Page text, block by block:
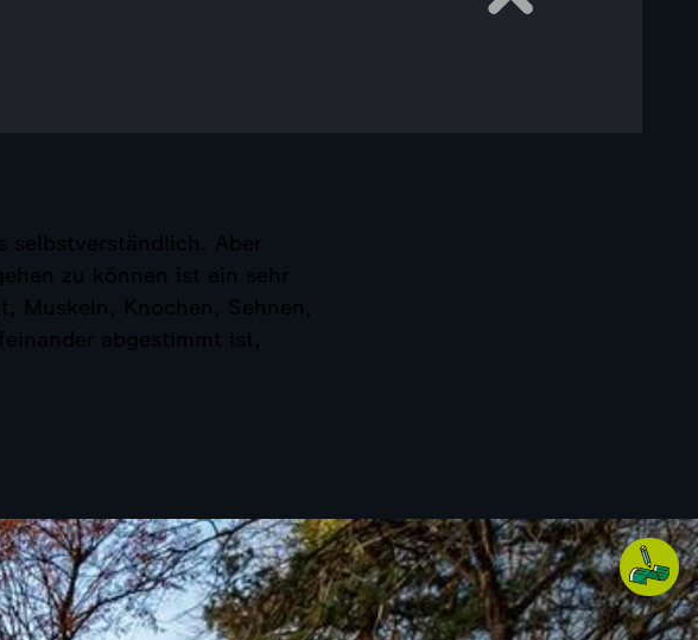
selbstverständlich. Aber
zu können ist ein sehr
Muskeln, Knochen, Sehnen,
abgestimmt ist,